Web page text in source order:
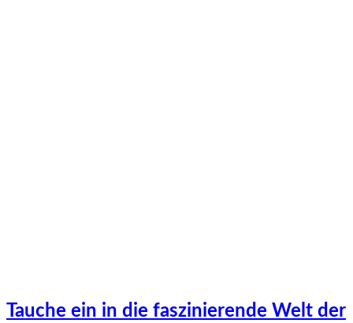
Tauche ein in die faszinierende Welt der